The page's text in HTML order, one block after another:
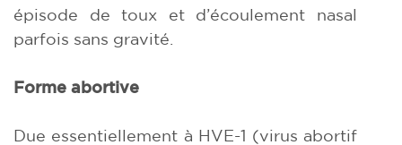
épisode de toux et d’écoulement nasal
parfois sans gravité.
Forme abortive
Due essentiellement à HVE-1 (virus abortif